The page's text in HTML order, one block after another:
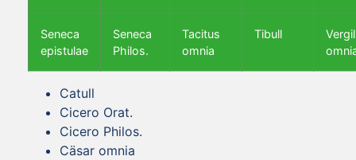
Seneca
epistulae
Seneca
Philos.
Tacitus
omnia
Tibull
Vergil
Catull
Cicero Orat.
Cicero Philos.
Cäsar omnia